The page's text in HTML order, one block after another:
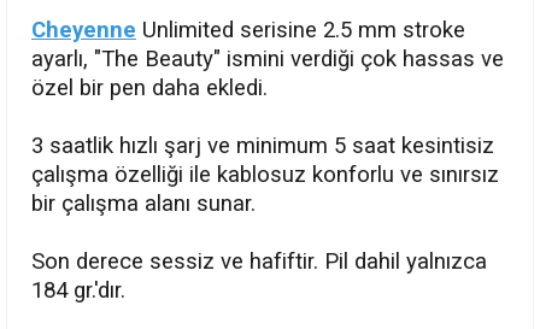
Cheyenne Unlimited serisine 2.5 mm stroke
ayarlı, "The Beauty" ismini verdiği çok hassas ve
özel bir pen daha ekledi.
3 saatlik hızlı şarj ve minimum 5 saat kesintisiz
çalışma özelliği ile kablosuz konforlu ve sınırsız
bir çalışma alanı sunar.
Son derece sessiz ve hafiftir. Pil dahil yalnızca
184 gr.'dır.